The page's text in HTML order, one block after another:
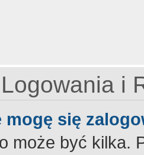
i
mogę się
może być kilka.